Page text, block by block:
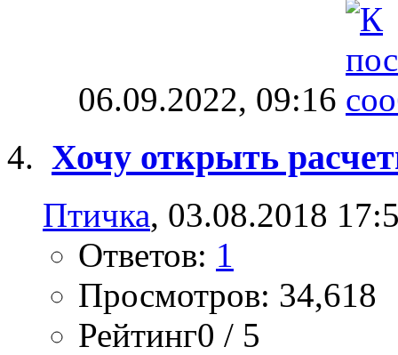
06.09.2022, 09:16
Хочу открыть
Птичка, 03.08.2018
Ответов: 1
Просмотров: 34,618
Рейтинг0 / 5